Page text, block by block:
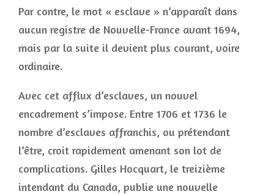
Par contre, le mot « esclave » n’apparaît dans
aucun registre de Nouvelle-France avant 1694,
mais par la suite il devient plus courant, voire
ordinaire.
Avec cet afflux d’esclaves, un nouvel
encadrement s’impose. Entre 1706 et 1736 le
nombre d’esclaves affranchis, ou prétendant
l’être, croit rapidement amenant son lot de
complications. Gilles Hocquart, le treizième
intendant du Canada, publie une nouvelle